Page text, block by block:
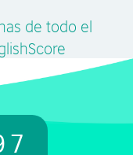
de todo el